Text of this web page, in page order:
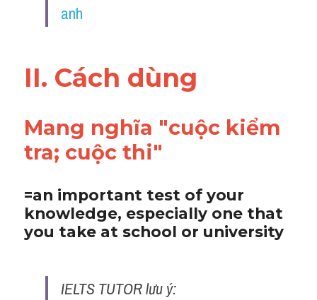
anh
II. Cách dùng
Mang nghĩa "cuộc kiểm
tra; cuộc thi"
=an important test of your
knowledge, especially one that
you take at school or university
IELTS TUTOR lưu ý: